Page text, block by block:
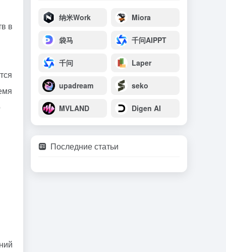
в
纳米Work Miora
袋马 千问AIPPT
千问 Laper
upadream seko
MVLAND Digen AI
Последние статьи